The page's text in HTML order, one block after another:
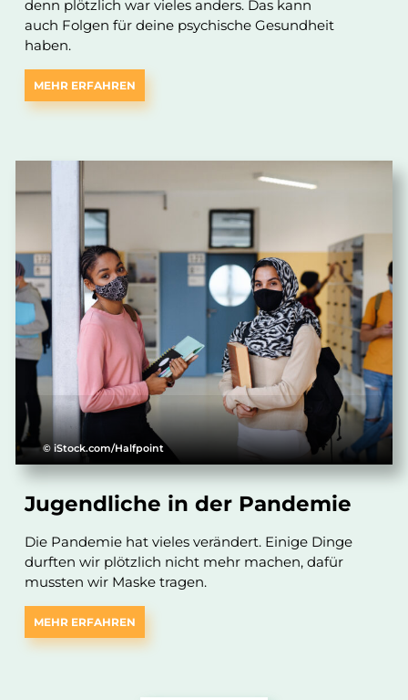
denn plötzlich war vieles anders. Das kann
auch Folgen für deine psychische Gesundheit
haben.
MEHR ERFAHREN
© iStock.com/Halfpoint
Jugendliche in der Pandemie
Die Pandemie hat vieles verändert. Einige Dinge
durften wir plötzlich nicht mehr machen, dafür
mussten wir Maske tragen.
MEHR ERFAHREN